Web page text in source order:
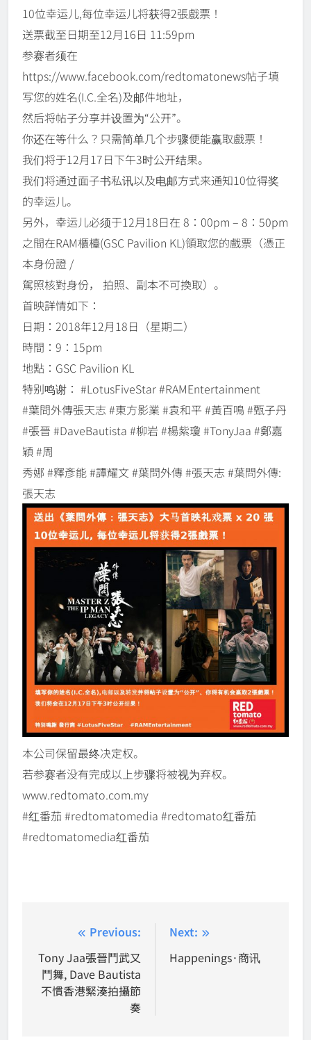
10位幸运儿,每位幸运儿将获得2張戲票！
送票截至日期至12月16日 11:59pm
参赛者须在
https://www.facebook.com/redtomatonews帖子填
写您的姓名(I.C.全名)及邮件地址，
然后将帖子分享并设置为“公开”。
你还在等什么？只需简单几个步骤便能赢取戲票！
我们将于12月17日下午3时公开结果。
我们将通过面子书私讯以及电邮方式来通知10位得奖
的幸运儿。
另外，幸运儿必须于12月18日在 8：00pm – 8：50pm
之間在RAM櫃檯(GSC Pavilion KL)領取您的戲票（憑正
本身份證 /
駕照核對身份， 拍照、副本不可換取）。
首映詳情如下：
日期：2018年12月18日（星期二）
時間：9：15pm
地點：GSC Pavilion KL
特别鸣谢： #LotusFiveStar #RAMEntertainment
#葉問外傳張天志 #東方影業 #袁和平 #黃百鳴 #甄子丹
#張晉 #DaveBautista #柳岩 #楊紫瓊 #TonyJaa #鄭嘉
穎 #周
秀娜 #釋彥能 #譚耀文 #葉問外傳 #張天志 #葉問外傳:
張天志
本公司保留最终决定权。
若参赛者没有完成以上步骤将被视为弃权。
www.redtomato.com.my
#红番茄 #redtomatomedia #redtomato红番茄
#redtomatomedia红番茄
navigation
Previous:
Tony Jaa張晉鬥武又
鬥舞, Dave Bautista
不慣香港緊湊拍攝節
奏
Next:
Happenings·商讯